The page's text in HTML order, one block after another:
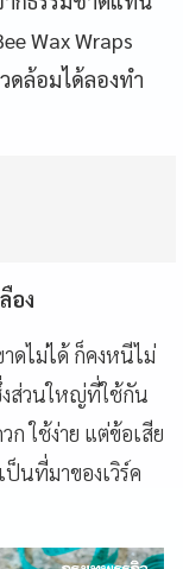
Wax Wraps
ดล้อมได้ลองทำ
อง
ดไม่ได้ ก็คงหนีไม่
ส่วนใหญ่ที่ใช้กัน
ใช้ง่าย แต่ข้อเสีย
นที่มาของเวิร์ค